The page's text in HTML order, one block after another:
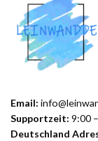
Email:
Supportzeit: 9:00
Deutschland